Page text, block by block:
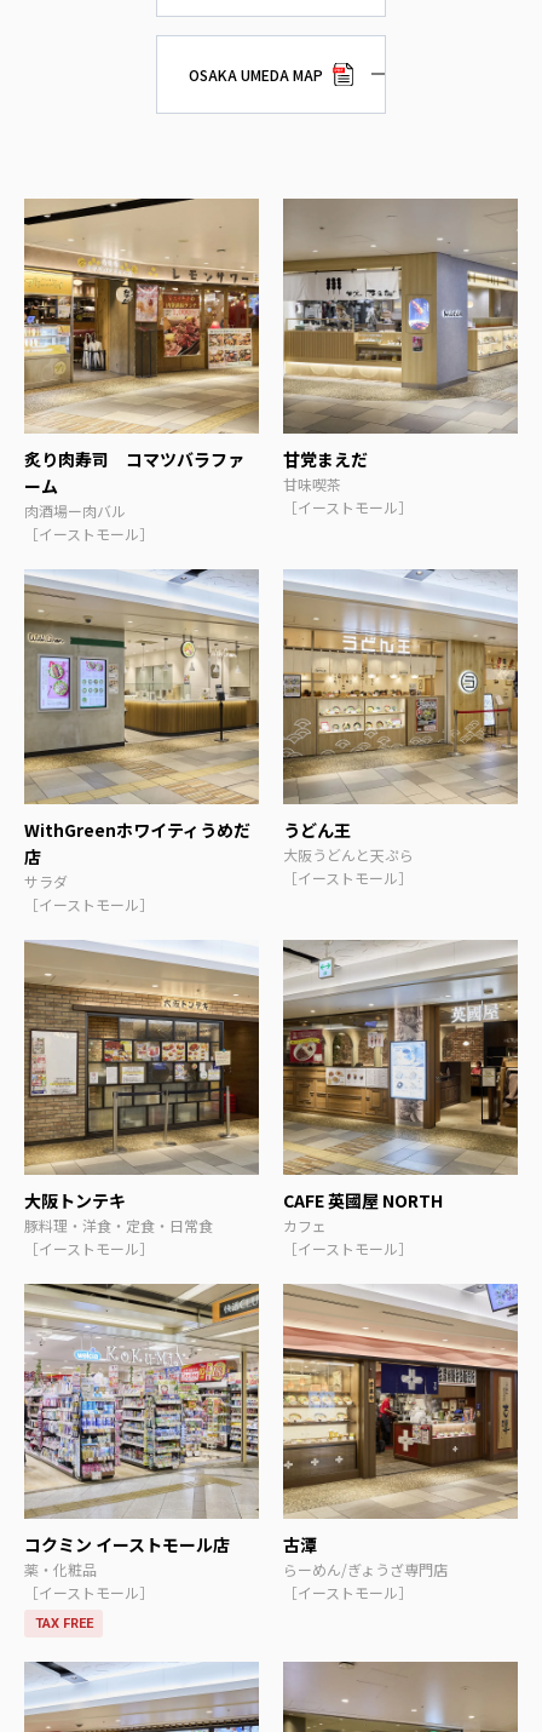
OSAKA UMEDA MAP
炙り肉寿司 コマツバラファ
ーム
肉酒場ー肉バル
［イーストモール］
甘党まえだ
甘味喫茶
［イーストモール］
WithGreenホワイティうめだ
店
サラダ
［イーストモール］
うどん王
大阪うどんと天ぷら
［イーストモール］
大阪トンテキ
豚料理・洋食・定食・日常食
［イーストモール］
CAFE 英國屋 NORTH
カフェ
［イーストモール］
コクミン イーストモール店
薬・化粧品
［イーストモール］
TAX FREE
古潭
らーめん/ぎょうざ専門店
［イーストモール］